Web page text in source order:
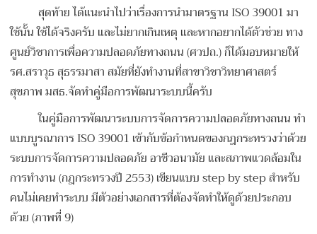
สุดท้าย ได้แนะนำไปว่าเรื่องการนำมาตรฐาน ISO 39001 มา
ใช้นั้น ใช้ได้จริงครับ และไม่ยากเกินเหตุ และหากอยากได้ตัวช่วย ทาง
ศูนย์วิชาการเพื่อความปลอดภัยทางถนน (ศวปถ.) ก็ได้มอบหมายให้
รศ.สราวุธ สุธรรมาสา สมัยที่ยังทำงานที่สาขาวิชาวิทยาศาสตร์
สุขภาพ มสธ.จัดทำคู่มือการพัฒนาระบบนี้ครับ
ในคู่มือการพัฒนาระบบการจัดการความปลอดภัยทางถนน ทำ
แบบบูรณาการ ISO 39001 เข้ากับข้อกำหนดของกฎกระทรวงว่าด้วย
ระบบการจัดการความปลอดภัย อาชีวอนามัย และสภาพแวดล้อมใน
การทำงาน (กฎกระทรวงปี 2553) เขียนแบบ step by step สำหรับ
คนไม่เคยทำระบบ มีตัวอย่างเอกสารที่ต้องจัดทำให้ดูด้วยประกอบ
ด้วย (ภาพที่ 9)